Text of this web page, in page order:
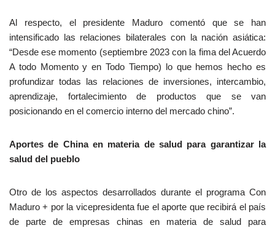
Al respecto, el presidente Maduro comentó que se han
intensificado las relaciones bilaterales con la nación asiática:
“Desde ese momento (septiembre 2023 con la fima del Acuerdo
A todo Momento y en Todo Tiempo) lo que hemos hecho es
profundizar todas las relaciones de inversiones, intercambio,
aprendizaje, fortalecimiento de productos que se van
posicionando en el comercio interno del mercado chino”.
Aportes de China en materia de salud para garantizar la
salud del pueblo
Otro de los aspectos desarrollados durante el programa Con
Maduro + por la vicepresidenta fue el aporte que recibirá el país
de parte de empresas chinas en materia de salud para